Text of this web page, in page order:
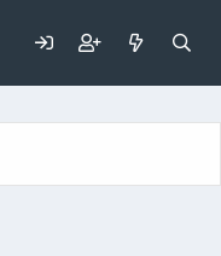
предложений по